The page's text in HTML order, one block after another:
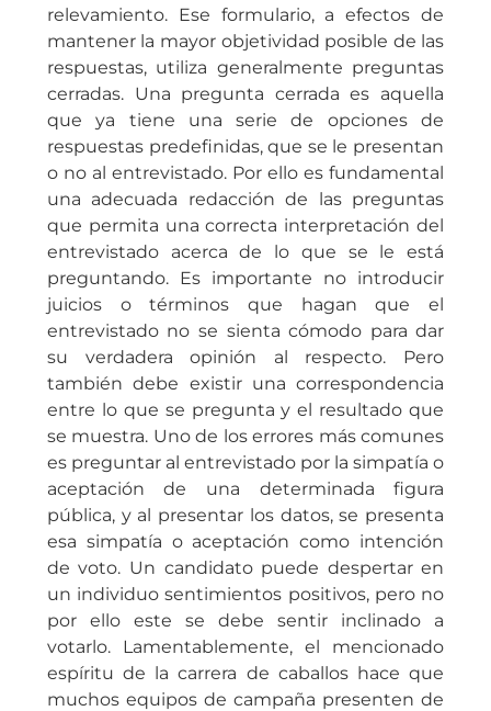
relevamiento. Ese formulario, a efectos de
mantener la mayor objetividad posible de las
respuestas, utiliza generalmente preguntas
cerradas. Una pregunta cerrada es aquella
que ya tiene una serie de opciones de
respuestas predefinidas, que se le presentan
o no al entrevistado. Por ello es fundamental
una adecuada redacción de las preguntas
que permita una correcta interpretación del
entrevistado acerca de lo que se le está
preguntando. Es importante no introducir
juicios o términos que hagan que el
entrevistado no se sienta cómodo para dar
su verdadera opinión al respecto. Pero
también debe existir una correspondencia
entre lo que se pregunta y el resultado que
se muestra. Uno de los errores más comunes
es preguntar al entrevistado por la simpatía o
aceptación de una determinada figura
pública, y al presentar los datos, se presenta
esa simpatía o aceptación como intención
de voto. Un candidato puede despertar en
un individuo sentimientos positivos, pero no
por ello este se debe sentir inclinado a
votarlo. Lamentablemente, el mencionado
espíritu de la carrera de caballos hace que
muchos equipos de campaña presenten de